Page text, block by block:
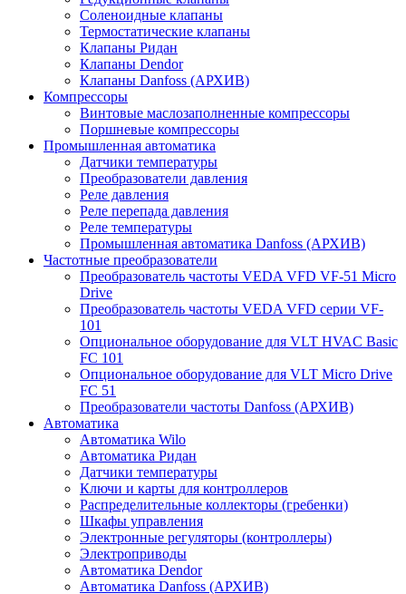
Соленоидные клапаны
Термостатические клапаны
Клапаны Ридан
Клапаны Dendor
Клапаны Danfoss (АРХИВ)
Компрессоры
Винтовые маслозаполненные компрессоры
Поршневые компрессоры
Промышленная автоматика
Датчики температуры
Преобразователи давления
Реле давления
Реле перепада давления
Реле температуры
Промышленная автоматика Danfoss (АРХИВ)
Частотные преобразователи
Преобразователь частоты VEDA VFD VF-51 Micro
Drive
Преобразователь частоты VEDA VFD серии VF-
101
Опциональное оборудование для VLT HVAC Basic
FC 101
Опциональное оборудование для VLT Micro Drive
FC 51
Преобразователи частоты Danfoss (АРХИВ)
Автоматика
Автоматика Wilo
Автоматика Ридан
Датчики температуры
Ключи и карты для контроллеров
Распределительные коллекторы (гребенки)
Шкафы управления
Электронные регуляторы (контроллеры)
Электроприводы
Автоматика Dendor
Автоматика Danfoss (АРХИВ)